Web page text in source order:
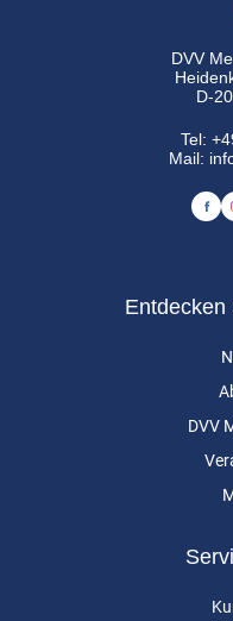
DVV
D-
Tel:
Mail:
Entdecken
DVV